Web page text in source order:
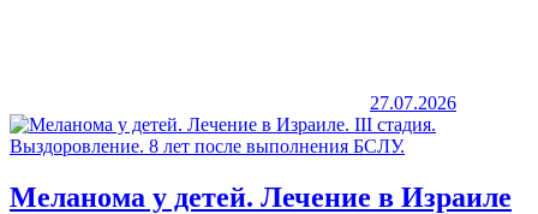
27.07.2026
Меланома у детей. Лечение в Израиле